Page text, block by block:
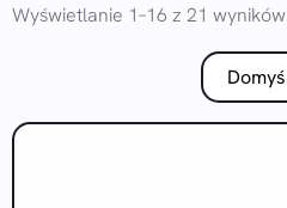
Wyświetlanie 1–16 z 21 wyników